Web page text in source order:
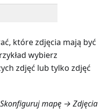
które zdjęcia mają być
wybierz
zdjęć lub tylko zdjęć
mapę → Zdjęcia